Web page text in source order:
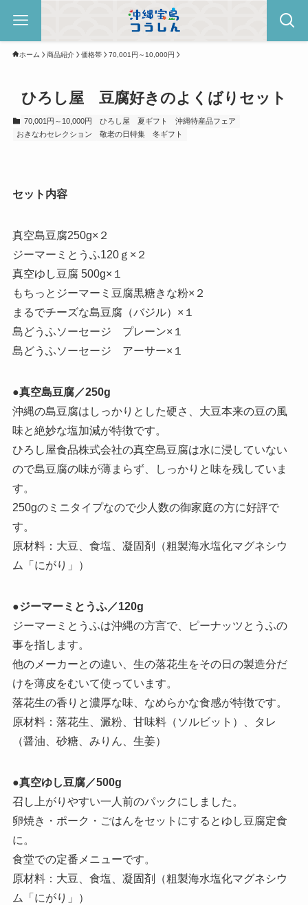
ホーム 商品紹介 価格帯 70,001円～10,000円
ひろし屋 豆腐好きのよくばりセット
70,001円～10,000円 ひろし屋 夏ギフト
沖縄特産品フェア
おきなわセレクション
敬老の日特集 冬ギフト
セット内容
真空島豆腐250g×２
ジーマーミとうふ120ｇ×２
真空ゆし豆腐 500g×１
もちっとジーマーミ豆腐黒糖きな粉×２
まるでチーズな島豆腐（バジル）×１
島どうふソーセージ プレーン×１
島どうふソーセージ アーサー×１
●真空島豆腐／250g
沖縄の島豆腐はしっかりとした硬さ、大豆本来の豆の風
味と絶妙な塩加減が特徴です。
ひろし屋食品株式会社の真空島豆腐は水に浸していない
ので島豆腐の味が薄まらず、しっかりと味を残していま
す。
250gのミニタイプなので少人数の御家庭の方に好評で
す。
原材料：大豆、食塩、凝固剤（粗製海水塩化マグネシウ
ム「にがり」）
●ジーマーミとうふ／120g
ジーマーミとうふは沖縄の方言で、ピーナッツとうふの
事を指します。
他のメーカーとの違い、生の落花生をその日の製造分だ
けを薄皮をむいて使っています。
落花生の香りと濃厚な味、なめらかな食感が特徴です。
原材料：落花生、澱粉、甘味料（ソルビット）、タレ
（醤油、砂糖、みりん、生姜）
●真空ゆし豆腐／500g
召し上がりやすい一人前のパックにしました。
卵焼き・ポーク・ごはんをセットにするとゆし豆腐定食
に。
食堂での定番メニューです。
原材料：大豆、食塩、凝固剤（粗製海水塩化マグネシウ
ム「にがり」）